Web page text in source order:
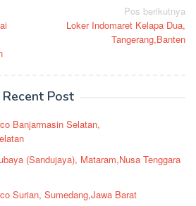
Pos berikutnya
Loker Indomaret Kelapa Dua,
Tangerang,Banten
Recent Post
Banjarmasin Selatan,
(Sandujaya), Mataram,Nusa Tenggara
Surian, Sumedang,Jawa Barat